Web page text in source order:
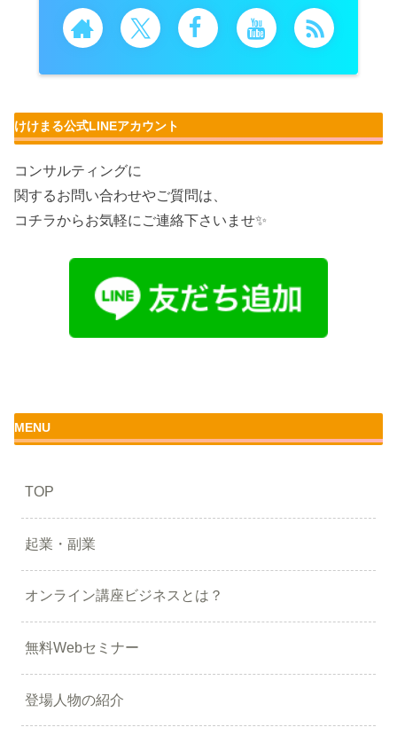
けけまる公式LINEアカウント
コンサルティングに
関するお問い合わせやご質問は、
コチラからお気軽にご連絡下さいませ✨
MENU
TOP
起業・副業
オンライン講座ビジネスとは？
無料Webセミナー
登場人物の紹介